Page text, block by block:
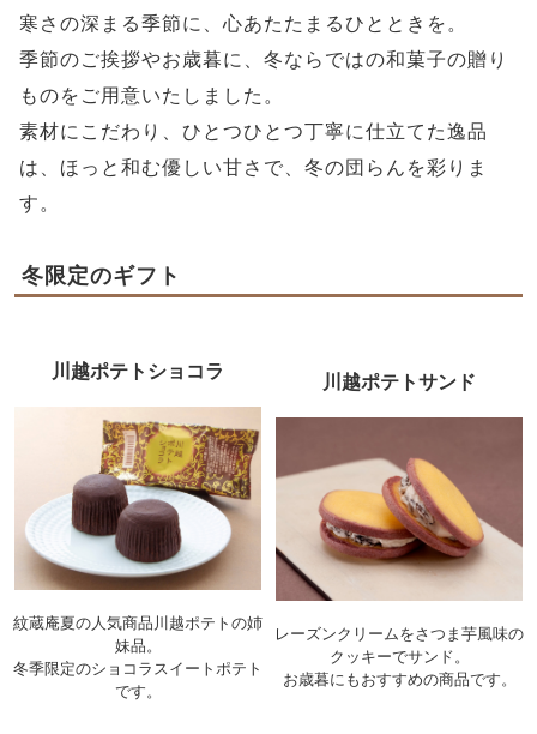
寒さの深まる季節に、心あたたまるひとときを。
季節のご挨拶やお歳暮に、冬ならではの和菓子の贈り
ものをご用意いたしました。
素材にこだわり、ひとつひとつ丁寧に仕立てた逸品
は、ほっと和む優しい甘さで、冬の団らんを彩りま
す。
冬限定のギフト
川越ポテトショコラ
紋蔵庵夏の人気商品川越ポテトの姉
妹品。
冬季限定のショコラスイートポテト
です。
川越ポテトサンド
レーズンクリームをさつま芋風味の
クッキーでサンド。
お歳暮にもおすすめの商品です。